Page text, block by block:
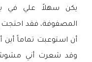
يكن سهلاً علي في
المصفوفة، فقد احتجت
أن استوعبت تماماً أين
وقد شعرت أني مشوش